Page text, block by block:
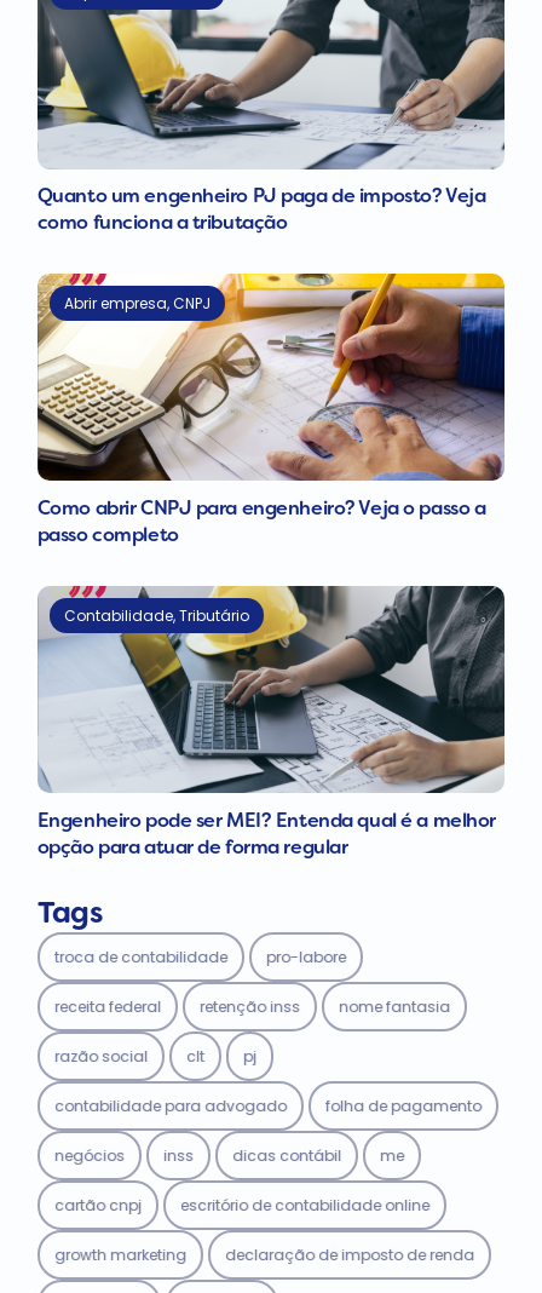
Quanto um engenheiro PJ paga de imposto? Veja
como funciona a tributação
Abrir empresa,CNPJ
Como abrir CNPJ para engenheiro? Veja o passo a
passo completo
Contabilidade,Tributário
Engenheiro pode ser MEI? Entenda qual é a melhor
opção para atuar de forma regular
Tags
troca de contabilidade pro-labore
receita federal retenção inss nome fantasia
razão social clt pj
contabilidade para advogado folha de pagamento
negócios inss dicas contábil me
cartão cnpj escritório de contabilidade online
growth marketing declaração de imposto de renda